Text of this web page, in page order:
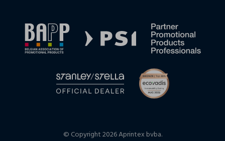
© Copyright 2026 Aprintex bvba.